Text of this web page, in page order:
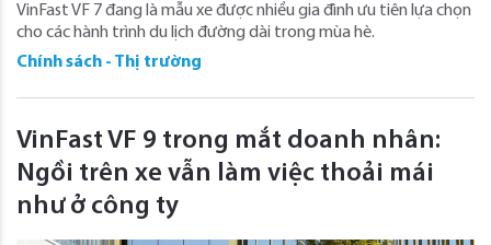
VinFast VF 7 đang là mẫu xe được nhiều gia đình ưu tiên lựa chọn
cho các hành trình du lịch đường dài trong mùa hè.
Chính sách - Thị trường
VinFast VF 9 trong mắt doanh nhân:
Ngồi trên xe vẫn làm việc thoải mái
như ở công ty